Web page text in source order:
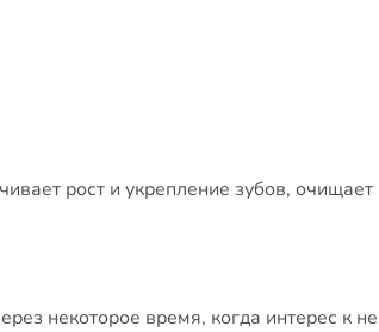
рост и укрепление зубов,
некоторое время, когда интерес к